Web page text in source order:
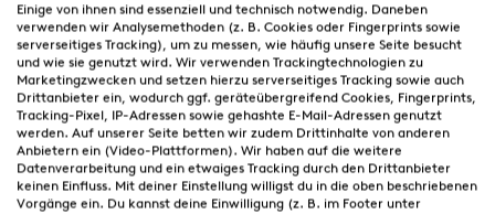
Einige von ihnen sind essenziell und technisch notwendig. Daneben
verwenden wir Analysemethoden (z. B. Cookies oder Fingerprints sowie
serverseitiges Tracking), um zu messen, wie häufig unsere Seite besucht
und wie sie genutzt wird. Wir verwenden Trackingtechnologien zu
Marketingzwecken und setzen hierzu serverseitiges Tracking sowie auch
Drittanbieter ein, wodurch ggf. geräteübergreifend Cookies, Fingerprints,
Tracking-Pixel, IP-Adressen sowie gehashte E-Mail-Adressen genutzt
werden. Auf unserer Seite betten wir zudem Drittinhalte von anderen
Anbietern ein (Video-Plattformen). Wir haben auf die weitere
Datenverarbeitung und ein etwaiges Tracking durch den Drittanbieter
keinen Einfluss. Mit deiner Einstellung willigst du in die oben beschriebenen
Vorgänge ein. Du kannst deine Einwilligung (z. B. im Footer unter